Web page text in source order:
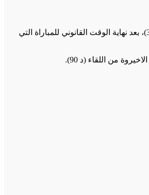
حقق المنتخب الوطني المغربي التأهل إلى دور الثمن من نهائيات كأس العالم لكرة القدم لأقل من 17 سنة، عقب تغلبه على نظيره الأمريكي، بالضربات الترجيحية (4-3)، بعد نهاية الوقت القانوني للمباراة التي